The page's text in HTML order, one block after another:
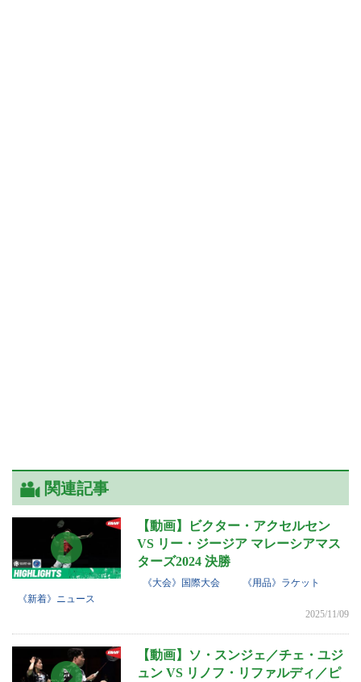
関連記事
【動画】ビクター・アクセルセン
VS リー・ジージア マレーシアマス
ターズ2024 決勝
《大会》国際大会
《用品》ラケット
《新着》ニュース
2025/11/09
【動画】ソ・スンジェ／チェ・ユジ
ュン VS リノフ・リファルディ／ピ